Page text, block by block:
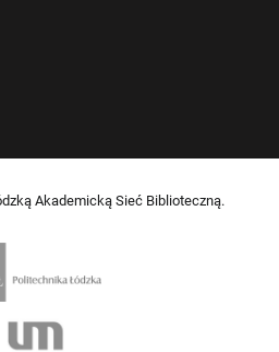
Akademicką Sieć Biblioteczną.